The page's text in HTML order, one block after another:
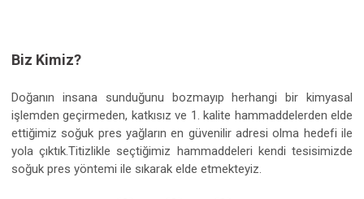
Biz Kimiz?
Doğanın insana sunduğunu bozmayıp herhangi bir kimyasal
işlemden geçirmeden, katkısız ve 1. kalite hammaddelerden elde
ettiğimiz soğuk pres yağların en güvenilir adresi olma hedefi ile
yola çıktık.Titizlikle seçtiğimiz hammaddeleri kendi tesisimizde
soğuk pres yöntemi ile sıkarak elde etmekteyiz.